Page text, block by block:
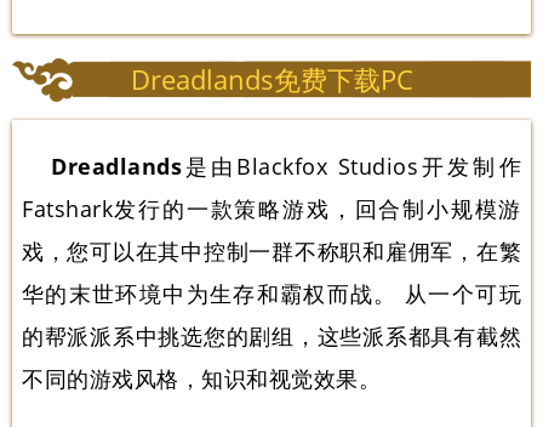
Dreadlands免费下载PC
Dreadlands是由Blackfox Studios开发制作
Fatshark发行的一款策略游戏，回合制小规模游
戏，您可以在其中控制一群不称职和雇佣军，在繁
华的末世环境中为生存和霸权而战。 从一个可玩
的帮派派系中挑选您的剧组，这些派系都具有截然
不同的游戏风格，知识和视觉效果。